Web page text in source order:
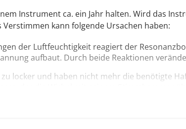
Instrument ca. ein Jahr halten. Wird das
Verstimmen kann folgende Ursachen haben:
der Luftfeuchtigkeit reagiert der
aufbaut. Durch beide Reaktionen
locker und haben nicht mehr die benötigte
der die Wirbel mit seinem Stimmhammer